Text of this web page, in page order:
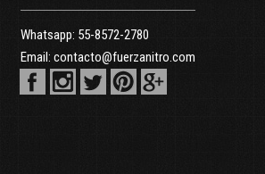
Whatsapp: 55-8572-2780
Email: contacto@fuerzanitro.com